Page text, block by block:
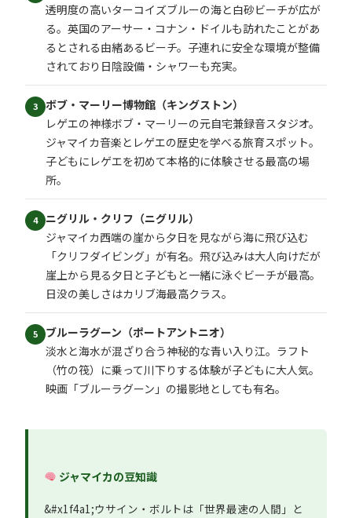
透明度の高いターコイズブルーの海と白砂ビーチが広が
る。英国のアーサー・コナン・ドイルも訪れたことがあ
るとされる由緒あるビーチ。子連れに安全な環境が整備
されており日陰設備・シャワーも充実。
3
ボブ・マーリー博物館（キングストン）
レゲエの神様ボブ・マーリーの元自宅兼録音スタジオ。
ジャマイカ音楽とレゲエの歴史を学べる旅育スポット。
子どもにレゲエを初めて本格的に体験させる最高の場
所。
4
ニグリル・クリフ（ニグリル）
ジャマイカ西端の崖から夕日を見ながら海に飛び込む
「クリフダイビング」が有名。飛び込みは大人向けだが
崖上から見る夕日と子どもと一緒に泳ぐビーチが最高。
日没の美しさはカリブ海最高クラス。
5
ブルーラグーン（ポートアントニオ）
淡水と海水が混ざり合う神秘的な青い入り江。ラフト
（竹の筏）に乗って川下りする体験が子どもに大人気。
映画「ブルーラグーン」の撮影地としても有名。
ジャマイカの豆知識
ウサイン・ボルトは「世界最速の人間」と